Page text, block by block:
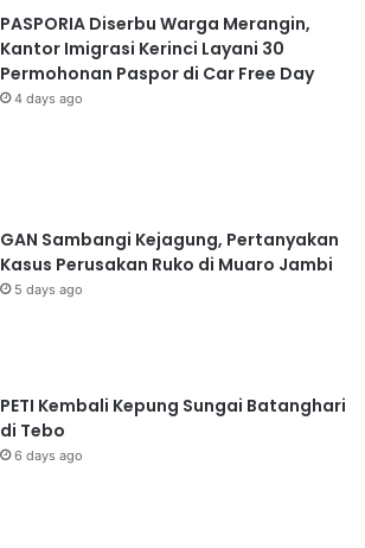
PASPORIA Diserbu Warga Merangin,
Kantor Imigrasi Kerinci Layani 30
Permohonan Paspor di Car Free Day
4 days ago
GAN Sambangi Kejagung, Pertanyakan
Kasus Perusakan Ruko di Muaro Jambi
5 days ago
PETI Kembali Kepung Sungai Batanghari
di Tebo
6 days ago